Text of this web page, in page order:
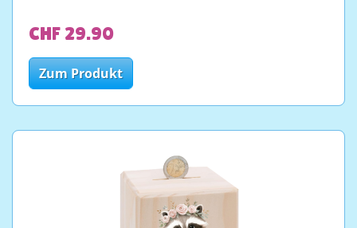
CHF 29.90
Zum Produkt